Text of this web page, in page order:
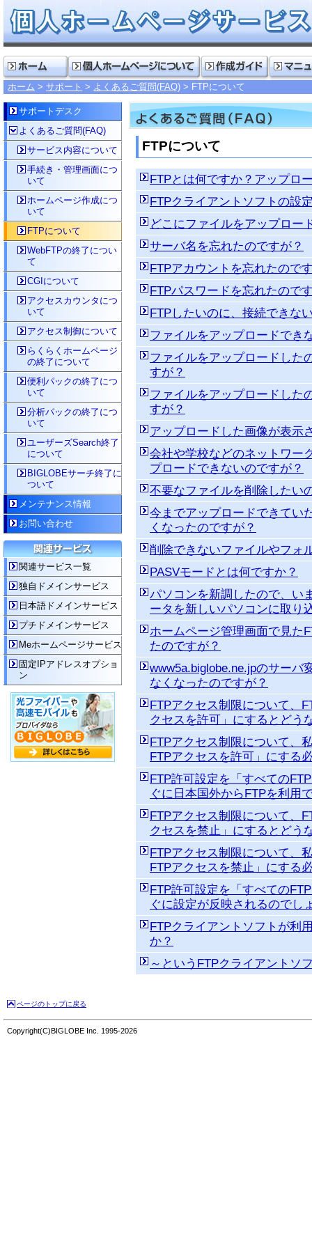
ホーム サポート よくあるご質問(FAQ) FTPについて
FTPについて
FTPとは何ですか？アップロ
FTPクライアントソフトの設
どこにファイルをアップロー
サーバ名を忘れたのですが？
FTPアカウントを忘れたので
FTPパスワードを忘れたので
FTPしたいのに、接続できな
ファイルをアップロードでき
ファイルをアップロードした
すが？
ファイルをアップロードした
すが？
アップロードした画像が表示
会社や学校などのネットワー
プロードできないのですが？
不要なファイルを削除したい
今までアップロードできてい
くなったのですが？
削除できないファイルやフォ
PASVモードとは何ですか？
パソコンを新調したので、い
ータを新しいパソコンに取り
ホームページ管理画面で見た
たのですが？
www5a.biglobe.ne.jpのサーバ
なくなったのですが？
FTPアクセス制限について、
クセスを許可」にするとどう
FTPアクセス制限について、
FTPアクセスを許可」にする
FTP許可設定を「すべての
ぐに日本国外からFTPを利用
FTPアクセス制限について、
クセスを禁止」にするとどう
FTPアクセス制限について、
FTPアクセスを禁止」にする
FTP許可設定を「すべての
ぐに設定が反映されるのでし
FTPクライアントソフトが利
か？
～というFTPクライアントソ
サポートデスク
よくあるご質問(FAQ)
サービス内容について
手続き・管理画面につ
いて
ホームページ作成につ
いて
FTPについて
WebFTPの終了につい
て
CGIについて
アクセスカウンタにつ
いて
アクセス制御について
らくらくホームページ
の終了について
便利パックの終了につ
いて
分析パックの終了につ
いて
ユーザーズSearch終了
について
BIGLOBEサーチ終了に
ついて
メンテナンス情報
お問い合わせ
関連サービス一覧
独自ドメインサービス
日本語ドメインサービス
プチドメインサービス
Meホームページサービス
固定IPアドレスオプショ
ン
ページのトップに戻る
Copyright(C)BIGLOBE Inc. 1995-2026